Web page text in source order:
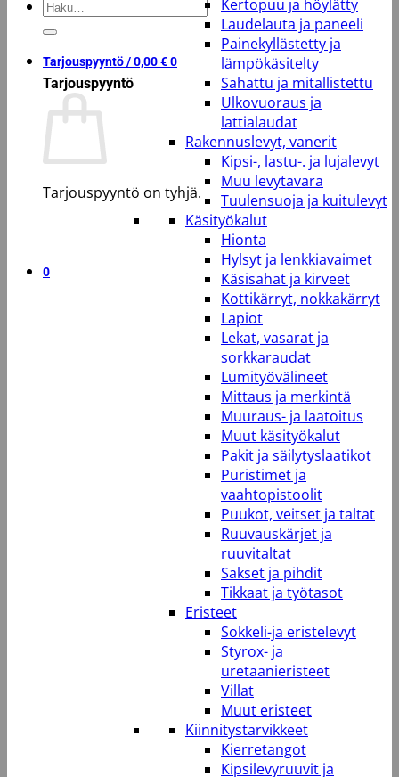
Etsi:
Tarjouspyyntö /0,00€0
Tarjouspyyntö
Tarjouspyyntö on tyhjä.
0
Kertopuu ja höylätty
Laudelauta ja paneeli
Painekyllästetty ja
lämpökäsitelty
Sahattu ja mitallistettu
Ulkovuoraus ja
lattialaudat
Rakennuslevyt, vanerit
Kipsi-, lastu-. ja lujalevyt
Muu levytavara
Tuulensuoja ja kuitulevyt
Käsityökalut
Hionta
Hylsyt ja lenkkiavaimet
Käsisahat ja kirveet
Kottikärryt, nokkakärryt
Lapiot
Lekat, vasarat ja
sorkkaraudat
Lumityövälineet
Mittaus ja merkintä
Muuraus- ja laatoitus
Muut käsityökalut
Pakit ja säilytyslaatikot
Puristimet ja
vaahtopistoolit
Puukot, veitset ja taltat
Ruuvauskärjet ja
ruuvitaltat
Sakset ja pihdit
Tikkaat ja työtasot
Eristeet
Sokkeli-ja eristelevyt
Styrox- ja
uretaanieristeet
Villat
Muut eristeet
Kiinnitystarvikkeet
Kierretangot
Kipsilevyruuvit ja